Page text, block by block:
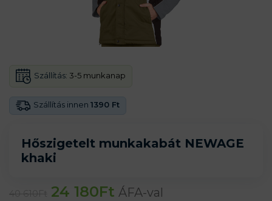
Hőszigetelt munkakabát NEWAGE
khaki
Szállítás innen 1390 Ft
Szállítás: 3-5 munkanap
24 180Ft ÁFA-val